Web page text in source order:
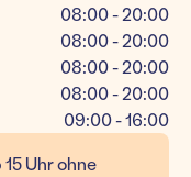
08:00 - 20:00
08:00 - 20:00
08:00 - 20:00
08:00 - 20:00
09:00 - 16:00
Uhr ohne